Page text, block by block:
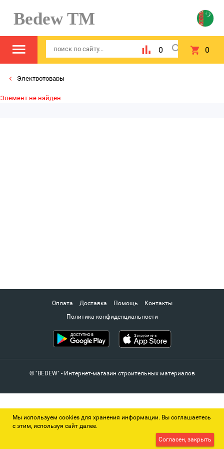
Bedew TM
0 0
Электротовары
Элемент не найден
Оплата Доставка Помощь
Контакты
Политика конфиденциальности
© "BEDEW" - Интернет-магазин строительных материалов
Мы используем cookies для хранения информации. Вы соглашаетесь
с этим, используя сайт далее.
Согласен, закрыть